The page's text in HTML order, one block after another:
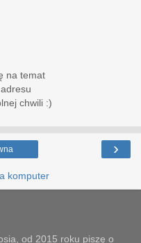
na temat
chwili :)
›
komputer
od 2015 roku piszę o